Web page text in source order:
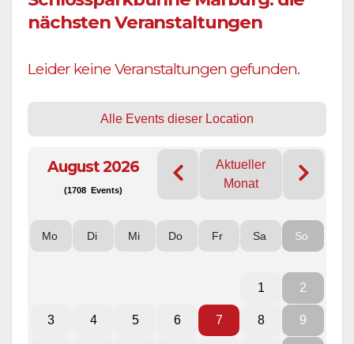
nächsten Veranstaltungen
Leider keine Veranstaltungen gefunden.
Alle Events dieser Location
August 2026
(1708 Events)
Aktueller
Monat
Mo Di Mi Do Fr Sa So
1 2
3 4 5 6 7 8 9